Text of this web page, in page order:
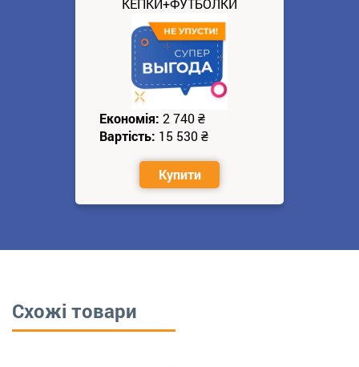
Економія: 2 740₴
Вартість: 15 530₴
Купити
Схожі товари